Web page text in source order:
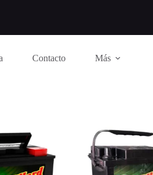
Contacto Más